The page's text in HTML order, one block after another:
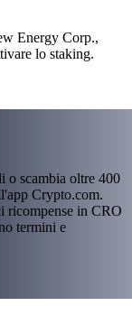
Energy Corp.,
lo staking.
o scambia oltre 400
Crypto.com.
ricompense in CRO
termini e